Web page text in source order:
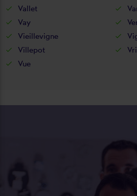
Vallet
Vay
Vieillevigne
Villepot
Vue